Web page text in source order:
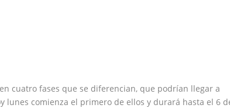
cuatro fases que se diferencian, que podrían llegar a
lunes comienza el primero de ellos y durará hasta el 6